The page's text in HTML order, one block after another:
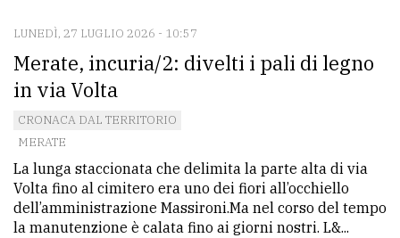
CONTATTI
La
redazione
Scrivici
Per
la
LUNEDÌ, 27 LUGLIO 2026 - 10:57
Merate, incuria/2: divelti i pali di legno
in via Volta
CRONACA DAL TERRITORIO
MERATE
La lunga staccionata che delimita la parte alta di via
Volta fino al cimitero era uno dei fiori all’occhiello
dell’amministrazione Massironi.Ma nel corso del tempo
la manutenzione è calata fino ai giorni nostri. L&...